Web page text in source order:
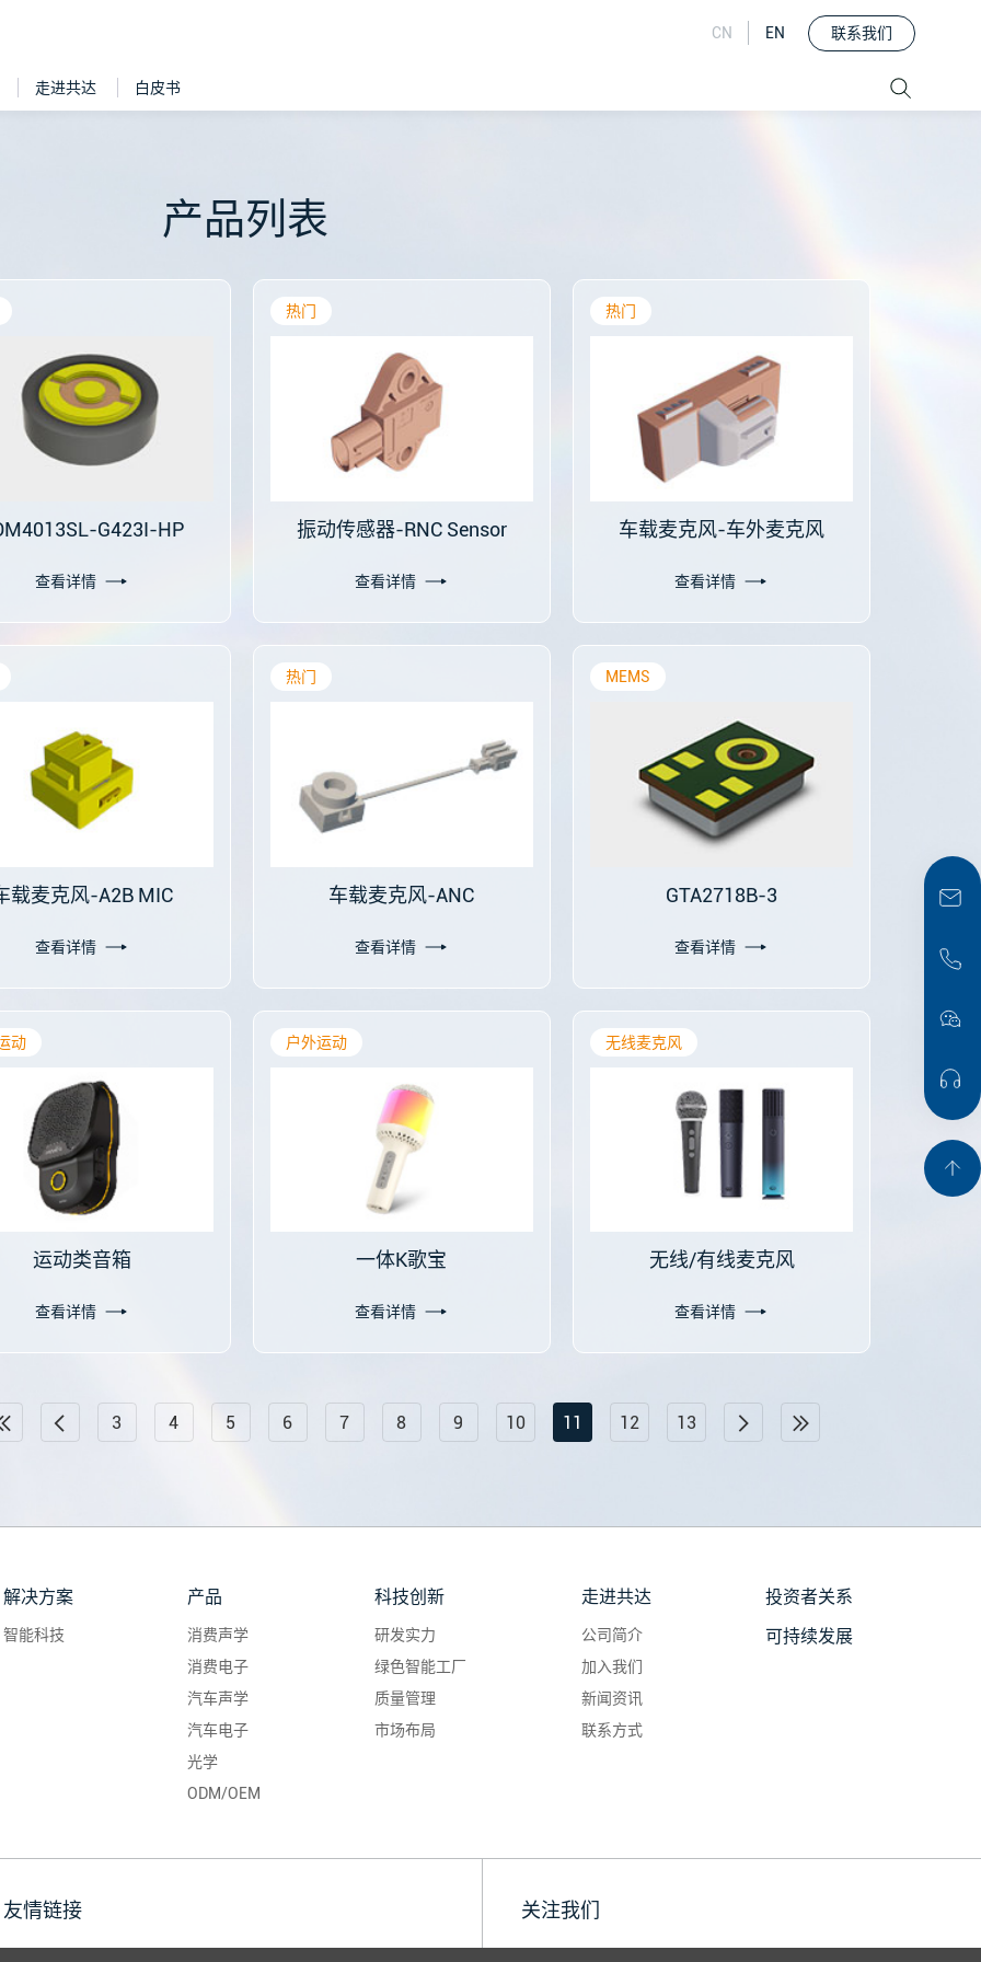
CN EN 联系我们
走进共达 白皮书
产品列表
G423I-HP
查看详情
热门
振动传感器-RNC Sensor
查看详情
热门
车载麦克风-车外麦克风
查看详情
载麦克风-A2B MIC
查看详情
热门
车载麦克风-ANC
查看详情
MEMS
GTA2718B-3
查看详情
动
运动类音箱
查看详情
户外运动
一体K歌宝
查看详情
无线麦克风
无线/有线麦克风
查看详情
3 4 5 6 7 8 9 10 11 12 13
解决方案
智能科技
产品
消费声学
消费电子
汽车声学
汽车电子
光学
ODM/OEM
科技创新
研发实力
绿色智能工厂
质量管理
市场布局
走进共达
公司简介
加入我们
新闻资讯
联系方式
投资者关系
可持续发展
友情链接 关注我们